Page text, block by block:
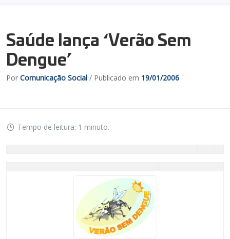
Saúde lança ‘Verão Sem
Dengue’
Por Comunicação Social / Publicado em 19/01/2006
Tempo de leitura: 1 minuto.